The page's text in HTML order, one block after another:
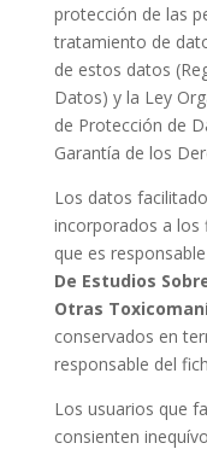
protección de las
tratamiento de
de estos datos
Datos) y la Ley
de Protección de
Garantía de los
Los datos
incorporados a los
que es responsable
De Estudios
Otras
conservados en
responsable del
Los usuarios que
consienten